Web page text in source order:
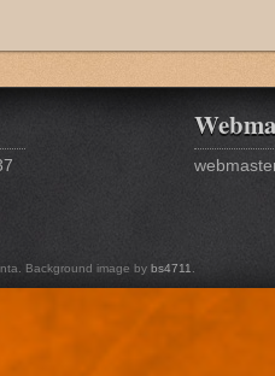
Background image by bs4711